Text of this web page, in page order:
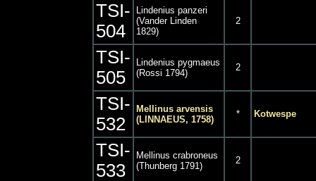
TSI-
504
Lindenius panzeri
(Vander Linden
1829)
2
TSI-
505
Lindenius pygmaeus
(Rossi 1794)
2
TSI-
532
Mellinus arvensis
(LINNAEUS, 1758)
* Kotwespe
TSI-
533
Mellinus crabroneus
(Thunberg 1791)
2